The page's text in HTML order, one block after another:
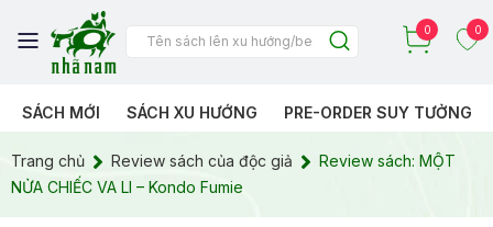
0 0
SÁCH MỚI SÁCH XU HƯỚNG PRE-ORDER SUY TƯỞNG
Trang chủ Review sách của độc giả
Review sách: MỘT
NỬA CHIẾC VA LI – Kondo Fumie